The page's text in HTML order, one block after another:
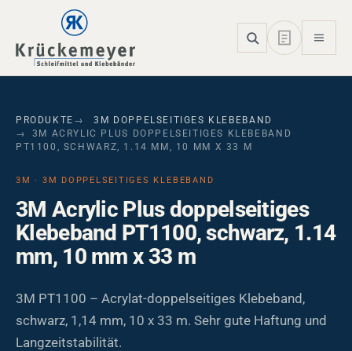
Skip to main navigation
Skip to main content
Skip to page footer
PRODUKTE
3M DOPPELSEITIGES KLEBEBAND
3M ACRYLIC PLUS DOPPELSEITIGES KLEBEBAND
PT1100, SCHWARZ, 1.14 MM, 10 MM X 33 M
3M · 3M DOPPELSEITIGES KLEBEBAND
3M Acrylic Plus doppelseitiges
Klebeband PT1100, schwarz, 1.14
mm, 10 mm x 33 m
3M PT1100 – Acrylat-doppelseitiges Klebeband,
schwarz, 1,14 mm, 10 x 33 m. Sehr gute Haftung und
Langzeitstabilität.